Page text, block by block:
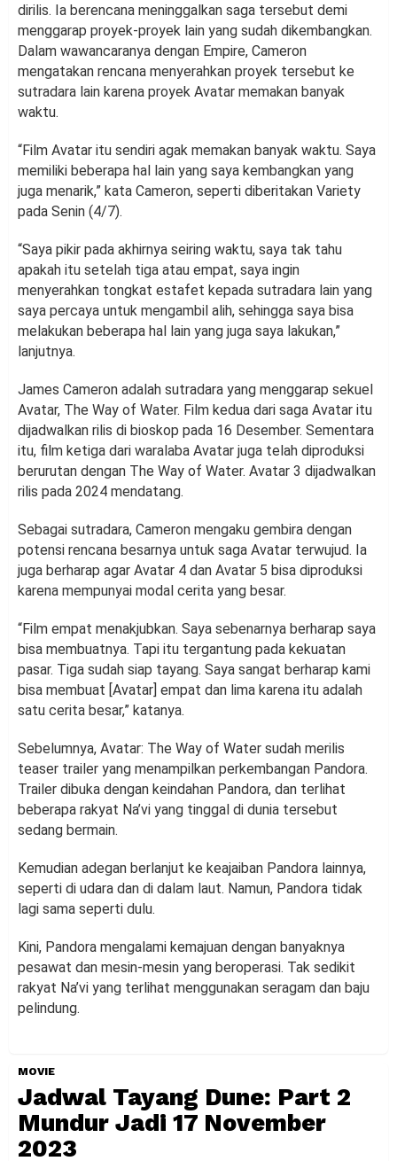
dirilis. Ia berencana meninggalkan saga tersebut demi
menggarap proyek-proyek lain yang sudah dikembangkan.
Dalam wawancaranya dengan Empire, Cameron
mengatakan rencana menyerahkan proyek tersebut ke
sutradara lain karena proyek Avatar memakan banyak
waktu.
“Film Avatar itu sendiri agak memakan banyak waktu. Saya
memiliki beberapa hal lain yang saya kembangkan yang
juga menarik,” kata Cameron, seperti diberitakan Variety
pada Senin (4/7).
“Saya pikir pada akhirnya seiring waktu, saya tak tahu
apakah itu setelah tiga atau empat, saya ingin
menyerahkan tongkat estafet kepada sutradara lain yang
saya percaya untuk mengambil alih, sehingga saya bisa
melakukan beberapa hal lain yang juga saya lakukan,”
lanjutnya.
James Cameron adalah sutradara yang menggarap sekuel
Avatar, The Way of Water. Film kedua dari saga Avatar itu
dijadwalkan rilis di bioskop pada 16 Desember. Sementara
itu, film ketiga dari waralaba Avatar juga telah diproduksi
berurutan dengan The Way of Water. Avatar 3 dijadwalkan
rilis pada 2024 mendatang.
Sebagai sutradara, Cameron mengaku gembira dengan
potensi rencana besarnya untuk saga Avatar terwujud. Ia
juga berharap agar Avatar 4 dan Avatar 5 bisa diproduksi
karena mempunyai modal cerita yang besar.
“Film empat menakjubkan. Saya sebenarnya berharap saya
bisa membuatnya. Tapi itu tergantung pada kekuatan
pasar. Tiga sudah siap tayang. Saya sangat berharap kami
bisa membuat [Avatar] empat dan lima karena itu adalah
satu cerita besar,” katanya.
Sebelumnya, Avatar: The Way of Water sudah merilis
teaser trailer yang menampilkan perkembangan Pandora.
Trailer dibuka dengan keindahan Pandora, dan terlihat
beberapa rakyat Na’vi yang tinggal di dunia tersebut
sedang bermain.
Kemudian adegan berlanjut ke keajaiban Pandora lainnya,
seperti di udara dan di dalam laut. Namun, Pandora tidak
lagi sama seperti dulu.
Kini, Pandora mengalami kemajuan dengan banyaknya
pesawat dan mesin-mesin yang beroperasi. Tak sedikit
rakyat Na’vi yang terlihat menggunakan seragam dan baju
pelindung.
MOVIE
Jadwal Tayang Dune: Part 2
Mundur Jadi 17 November
2023